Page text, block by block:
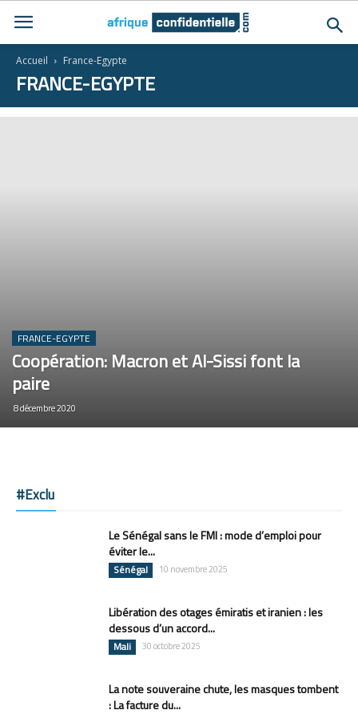
Accueil France-Egypte
FRANCE-EGYPTE
FRANCE-EGYPTE
Coopération: Macron et Al-Sissi font la
paire
8 décembre 2020
#Exclu
Le Sénégal sans le FMI : mode d’emploi pour
éviter le...
Sénégal 10 novembre 2025
Libération des otages émiratis et iranien : les
dessous d’un accord...
Mali 30 octobre 2025
La note souveraine chute, les masques tombent
: La facture du...